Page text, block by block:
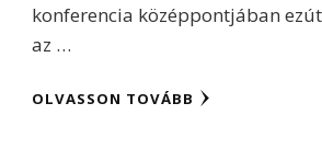
konferencia középpontjában
az …
OLVASSON TOVÁBB